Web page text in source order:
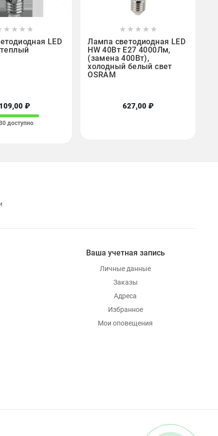
 
   
LED
109,00 ₽
доступно
 
    
Лампа светодиодная LED
HW 40Вт E27 4000Лм,
(замена 400Вт),
холодный белый свет
OSRAM
627,00 ₽
Ваша учетная запись
Личные данные
Заказы
Адреса
Избранное
Мои оповещения